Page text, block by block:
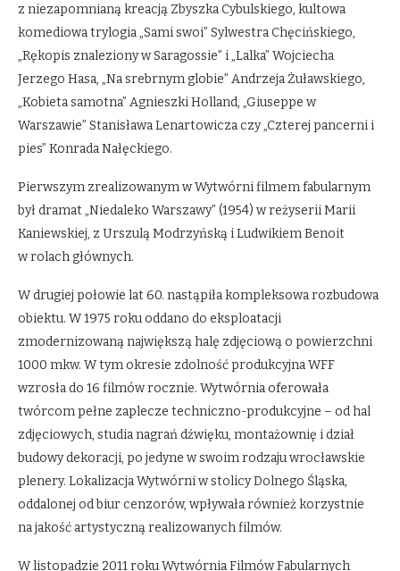
z niezapomnianą kreacją Zbyszka Cybulskiego, kultowa
komediowa trylogia „Sami swoi” Sylwestra Chęcińskiego,
„Rękopis znaleziony w Saragossie” i „Lalka” Wojciecha
Jerzego Hasa, „Na srebrnym globie” Andrzeja Żuławskiego,
„Kobieta samotna” Agnieszki Holland, „Giuseppe w
Warszawie” Stanisława Lenartowicza czy „Czterej pancerni i
pies” Konrada Nałęckiego.
Pierwszym zrealizowanym w Wytwórni filmem fabularnym
był dramat „Niedaleko Warszawy” (1954) w reżyserii Marii
Kaniewskiej, z Urszulą Modrzyńską i Ludwikiem Benoit
w rolach głównych.
W drugiej połowie lat 60. nastąpiła kompleksowa rozbudowa
obiektu. W 1975 roku oddano do eksploatacji
zmodernizowaną największą halę zdjęciową o powierzchni
1000 mkw. W tym okresie zdolność produkcyjna WFF
wzrosła do 16 filmów rocznie. Wytwórnia oferowała
twórcom pełne zaplecze techniczno-produkcyjne – od hal
zdjęciowych, studia nagrań dźwięku, montażownię i dział
budowy dekoracji, po jedyne w swoim rodzaju wrocławskie
plenery. Lokalizacja Wytwórni w stolicy Dolnego Śląska,
oddalonej od biur cenzorów, wpływała również korzystnie
na jakość artystyczną realizowanych filmów.
W listopadzie 2011 roku Wytwórnia Filmów Fabularnych